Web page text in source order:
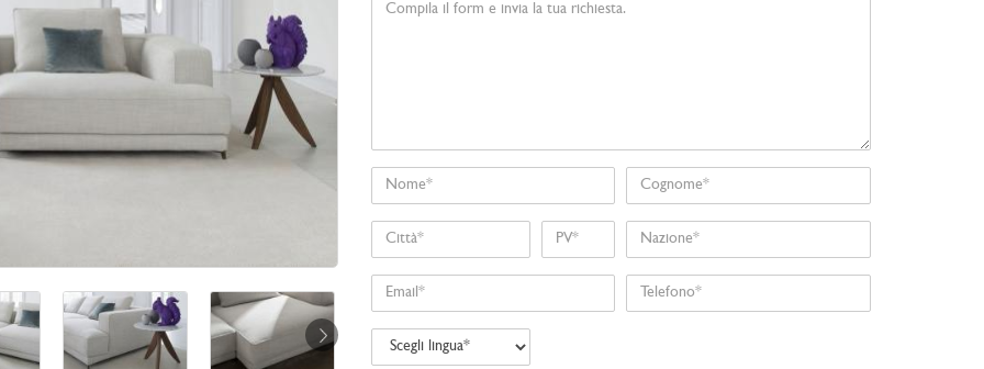
Nome Cognome
Città Nome Nazione
Email Telefono
Scegli
lingua